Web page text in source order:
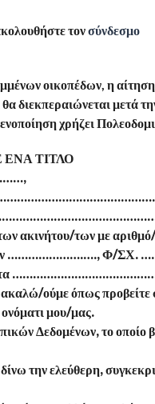
τονσύνδεσμο
οικοπέδων, η
διεκπεραιώνεται μετά
χρήζει
ΤΙΤΛΟ
των ακινήτου/των με
………………….…., Φ/ΣΧ.
όπως προβείτε
ονόματι μου/μας.
Δεδομένων, το οποίο
ελεύθερη,